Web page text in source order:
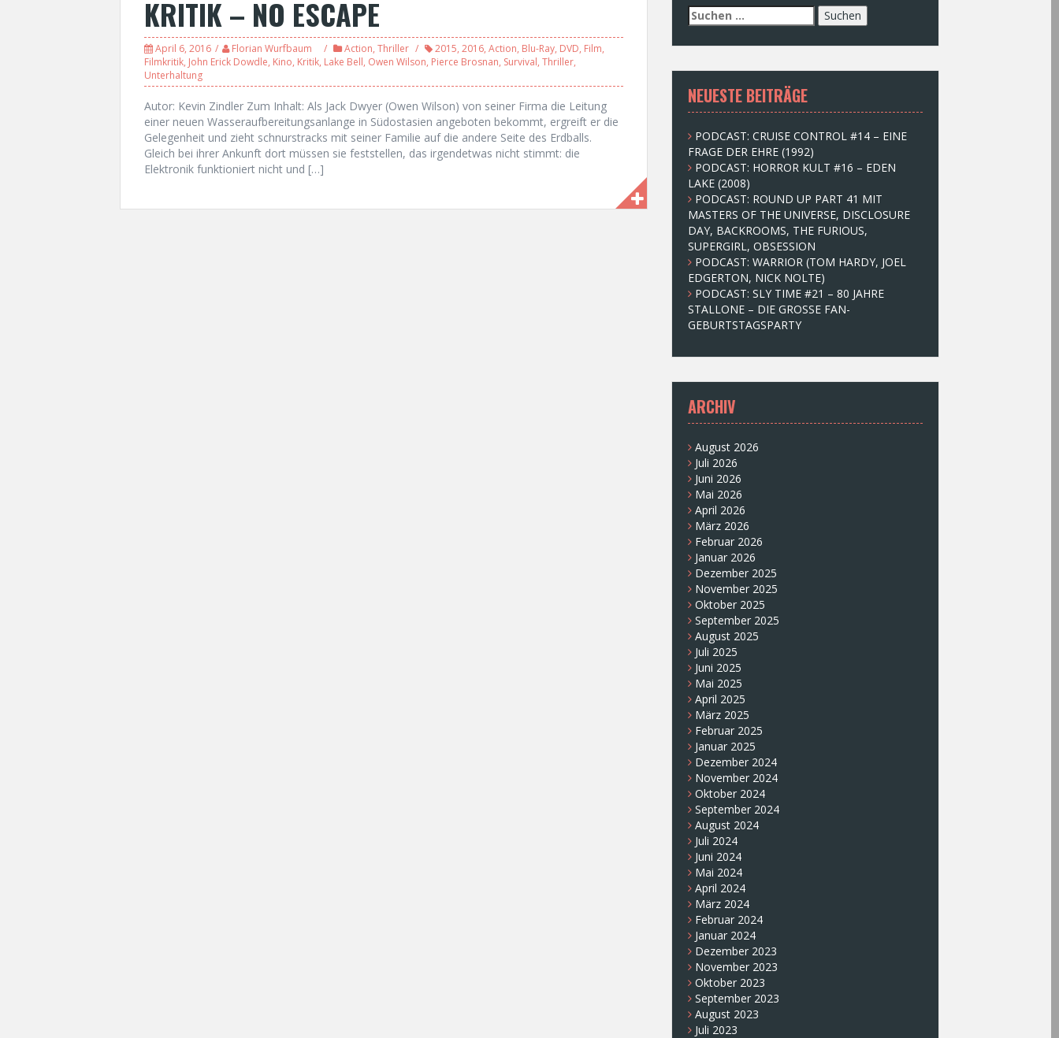
KRITIK – NO ESCAPE
April 6, 2016 Florian Wurfbaum Action, Thriller 2015, 2016, Action, Blu-Ray, DVD, Film,
Filmkritik, John Erick Dowdle, Kino, Kritik, Lake Bell, Owen Wilson, Pierce Brosnan, Survival, Thriller,
Unterhaltung
Autor: Kevin Zindler Zum Inhalt: Als Jack Dwyer (Owen Wilson) von seiner Firma die Leitung
einer neuen Wasseraufbereitungsanlange in Südostasien angeboten bekommt, ergreift er die
Gelegenheit und zieht schnurstracks mit seiner Familie auf die andere Seite des Erdballs.
Gleich bei ihrer Ankunft dort müssen sie feststellen, das irgendetwas nicht stimmt: die
Elektronik funktioniert nicht und […]
S
u
c
e
n
n
c
h
:
NEUESTE BEITRÄGE
PODCAST: CRUISE CONTROL #14 – EINE
FRAGE DER EHRE (1992)
PODCAST: HORROR KULT #16 – EDEN
LAKE (2008)
PODCAST: ROUND UP PART 41 MIT
MASTERS OF THE UNIVERSE, DISCLOSURE
DAY, BACKROOMS, THE FURIOUS,
SUPERGIRL, OBSESSION
PODCAST: WARRIOR (TOM HARDY, JOEL
EDGERTON, NICK NOLTE)
PODCAST: SLY TIME #21 – 80 JAHRE
STALLONE – DIE GROSSE FAN-
GEBURTSTAGSPARTY
ARCHIV
August 2026
Juli 2026
Juni 2026
Mai 2026
April 2026
März 2026
Februar 2026
Januar 2026
Dezember 2025
November 2025
Oktober 2025
September 2025
August 2025
Juli 2025
Juni 2025
Mai 2025
April 2025
März 2025
Februar 2025
Januar 2025
Dezember 2024
November 2024
Oktober 2024
September 2024
August 2024
Juli 2024
Juni 2024
Mai 2024
April 2024
März 2024
Februar 2024
Januar 2024
Dezember 2023
November 2023
Oktober 2023
September 2023
August 2023
Juli 2023